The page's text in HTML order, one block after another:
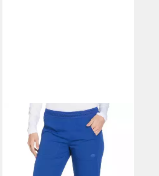
DICKIES Schlupfhose
Dynamix Stretch Schlupfhose
33,90 €